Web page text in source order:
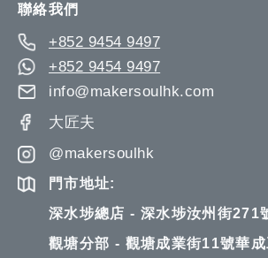
聯絡我們
+852 9454 9497
+852 9454 9497
info@makersoulhk.com
大匠夫
@makersoulhk
門市地址:
深水埗總店 - 深水埗汝州街271
觀塘分部 - 觀塘成業街11號華